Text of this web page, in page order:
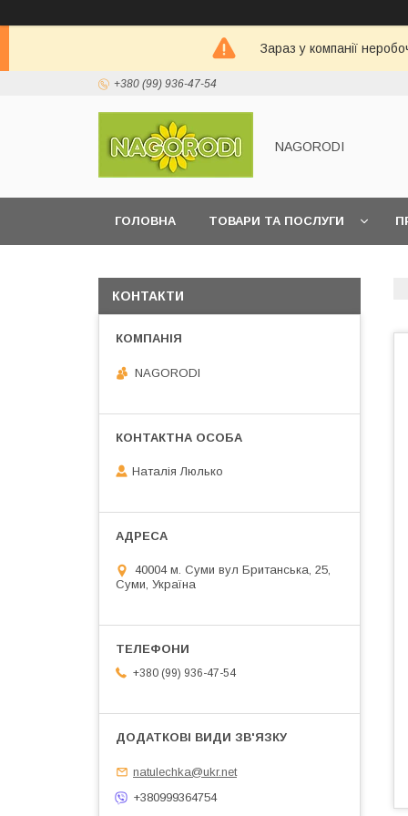
Зараз у компанії
+380 (99) 936-47-54
NAGORODI
ГОЛОВНА ТОВАРИ ТА ПОСЛУГИ
КОНТАКТИ
NAGORODI
Наталія Люлько
40004 м. Суми вул Британська, 25,
Суми, Україна
+380 (99) 936-47-54
natulechka@ukr.net
+380999364754